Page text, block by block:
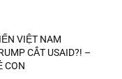
VIỆT NAM
CẮT USAID?! –
CON